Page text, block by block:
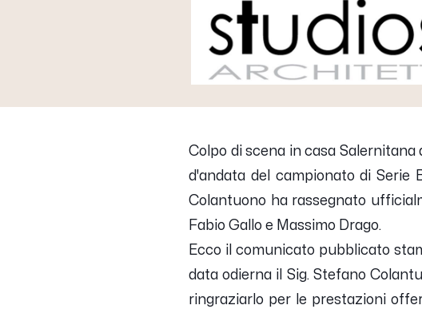
Colpo di scena in casa
d'andata del campionato di Serie
Colantuono ha rassegnato
Fabio Gallo e Massimo Drago.
Ecco il comunicato pubblicato
data odierna il Sig. Stefano
ringraziarlo per le prestazioni